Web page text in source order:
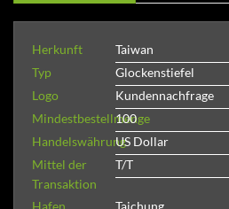
Herkunft
Taiwan
Typ
Glockenstiefel
Logo
Kundennachfrage
Mindestbestellmenge
100
HandelswährungUS Dollar
Mittel der
Transaktion
T/T